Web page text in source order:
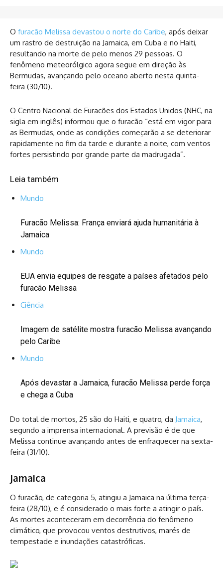
O furacão Melissa devastou o norte do Caribe, após deixar
um rastro de destruição na Jamaica, em Cuba e no Haiti,
resultando na morte de pelo menos 29 pessoas. O
fenômeno meteorólgico agora segue em direção às
Bermudas, avançando pelo oceano aberto nesta quinta-
feira (30/10).
O Centro Nacional de Furacões dos Estados Unidos (NHC, na
sigla em inglês) informou que o furacão “está em vigor para
as Bermudas, onde as condições começarão a se deteriorar
rapidamente no fim da tarde e durante a noite, com ventos
fortes persistindo por grande parte da madrugada”.
Leia também
Mundo
Furacão Melissa: França enviará ajuda humanitária à
Jamaica
Mundo
EUA envia equipes de resgate a países afetados pelo
furacão Melissa
Ciência
Imagem de satélite mostra furacão Melissa avançando
pelo Caribe
Mundo
Após devastar a Jamaica, furacão Melissa perde força
e chega a Cuba
Do total de mortos, 25 são do Haiti, e quatro, da Jamaica,
segundo a imprensa internacional. A previsão é de que
Melissa continue avançando antes de enfraquecer na sexta-
feira (31/10).
Jamaica
O furacão, de categoria 5, atingiu a Jamaica na última terça-
feira (28/10), e é considerado o mais forte a atingir o país.
As mortes aconteceram em decorrência do fenômeno
climático, que provocou ventos destrutivos, marés de
tempestade e inundações catastróficas.